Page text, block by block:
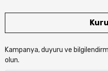
Kampanya, duyuru ve
olun.